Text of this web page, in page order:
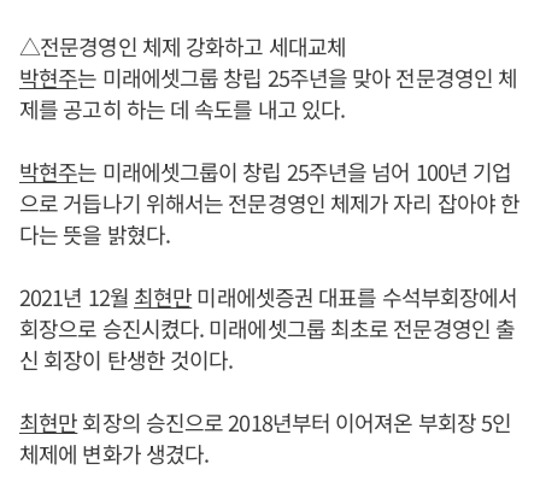
△전문경영인 체제 강화하고 세대교체
박현주는 미래에셋그룹 창립 25주년을 맞아 전문경영인 체
제를 공고히 하는 데 속도를 내고 있다.
박현주는 미래에셋그룹이 창립 25주년을 넘어 100년 기업
으로 거듭나기 위해서는 전문경영인 체제가 자리 잡아야 한
다는 뜻을 밝혔다.
2021년 12월 최현만미래에셋증권 대표를 수석부회장에서
회장으로 승진시켰다. 미래에셋그룹 최초로 전문경영인 출
신 회장이 탄생한 것이다.
최현만회장의 승진으로 2018년부터 이어져온 부회장 5인
체제에 변화가 생겼다.